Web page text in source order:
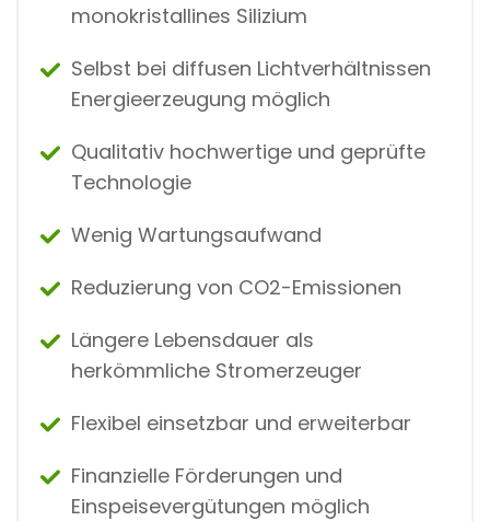
monokristallines Silizium
Selbst bei diffusen Lichtverhältnissen
Energieerzeugung möglich
Qualitativ hochwertige und geprüfte
Technologie
Wenig Wartungsaufwand
Reduzierung von CO2-Emissionen
Längere Lebensdauer als
herkömmliche Stromerzeuger
Flexibel einsetzbar und erweiterbar
Finanzielle Förderungen und
Einspeisevergütungen möglich